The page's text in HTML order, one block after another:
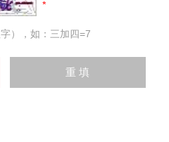
），如：三加四=7